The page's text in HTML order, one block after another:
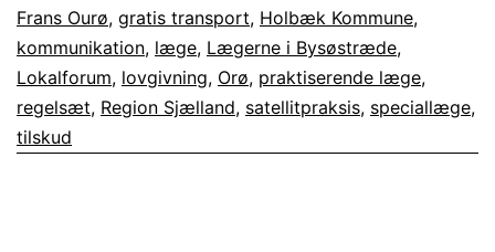
Frans Ourø, gratis transport, Holbæk Kommune,
kommunikation, læge, Lægerne i Bysøstræde,
Lokalforum, lovgivning, Orø, praktiserende læge,
regelsæt, Region Sjælland, satellitpraksis, speciallæge,
tilskud